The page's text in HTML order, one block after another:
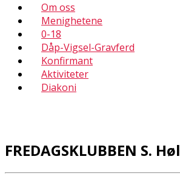
Om oss
Menighetene
0-18
Dåp-Vigsel-Gravferd
Konfirmant
Aktiviteter
Diakoni
FREDAGSKLUBBEN S.